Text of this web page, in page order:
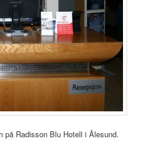
på Radisson Blu Hotell i Ålesund.